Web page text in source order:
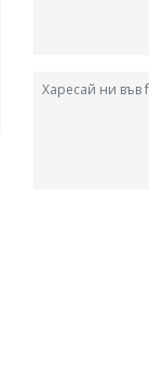
Харесай ни във